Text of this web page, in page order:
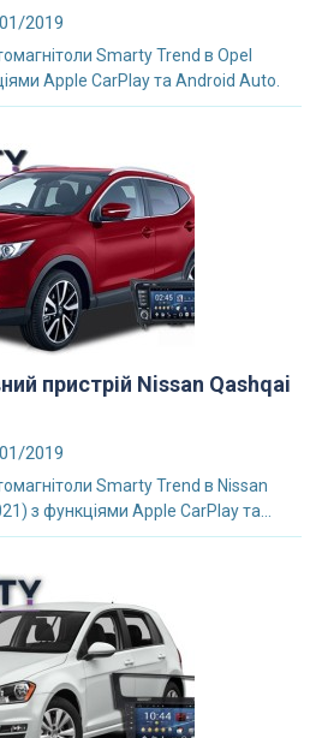
2019
Smarty Trend в Opel
Apple CarPlay та Android Auto.
пристрій Nissan Qashqai
2019
Smarty Trend в Nissan
з функціями Apple CarPlay та...